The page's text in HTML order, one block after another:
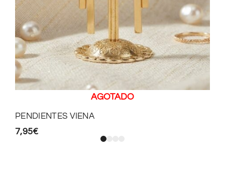
AGOTADO
PENDIENTES VIENA
7,95€